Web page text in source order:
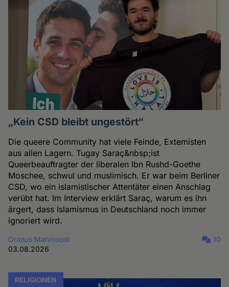
„Kein CSD bleibt ungestört“
Die queere Community hat viele Feinde, Extemisten
aus allen Lagern. Tugay Saraç&nbsp;ist
Queerbeauftragter der liberalen Ibn Rushd-Goethe
Moschee, schwul und muslimisch. Er war beim Berliner
CSD, wo ein islamistischer Attentäter einen Anschlag
verübt hat. Im Interview erklärt Saraç, warum es ihn
ärgert, dass Islamismus in Deutschland noch immer
ignoriert wird.
Oranus Mahmoodi
03.08.2026
10
RELIGIONEN